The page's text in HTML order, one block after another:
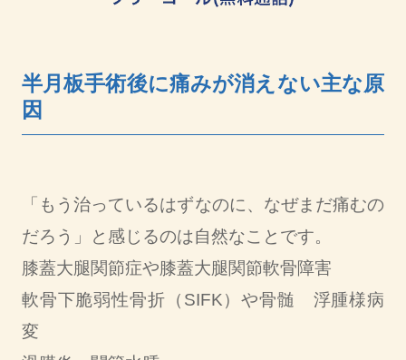
半月板手術後に痛みが消えない主な原
因
「もう治っているはずなのに、なぜまだ痛むの
だろう」と感じるのは自然なことです。
膝蓋大腿関節症や膝蓋大腿関節軟骨障害
軟骨下脆弱性骨折（SIFK）や骨髄 浮腫様病
変